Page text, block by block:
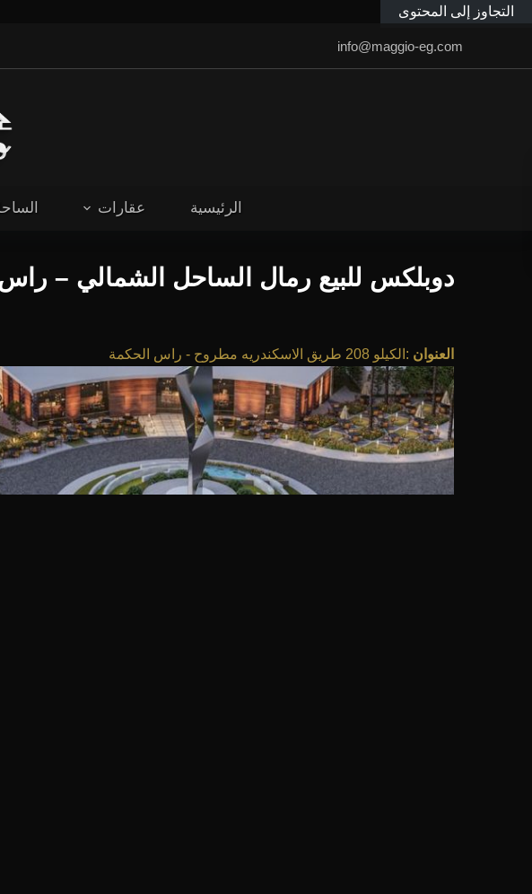
التجاوز إلى المحتوى
info@maggio-eg.com
الرئيسية عقارات
دوبلكس للبيع رمال الساحل الشمالي –
العنوان : الكيلو 208 طريق الاسكندريه مطروح - راس الحكمة